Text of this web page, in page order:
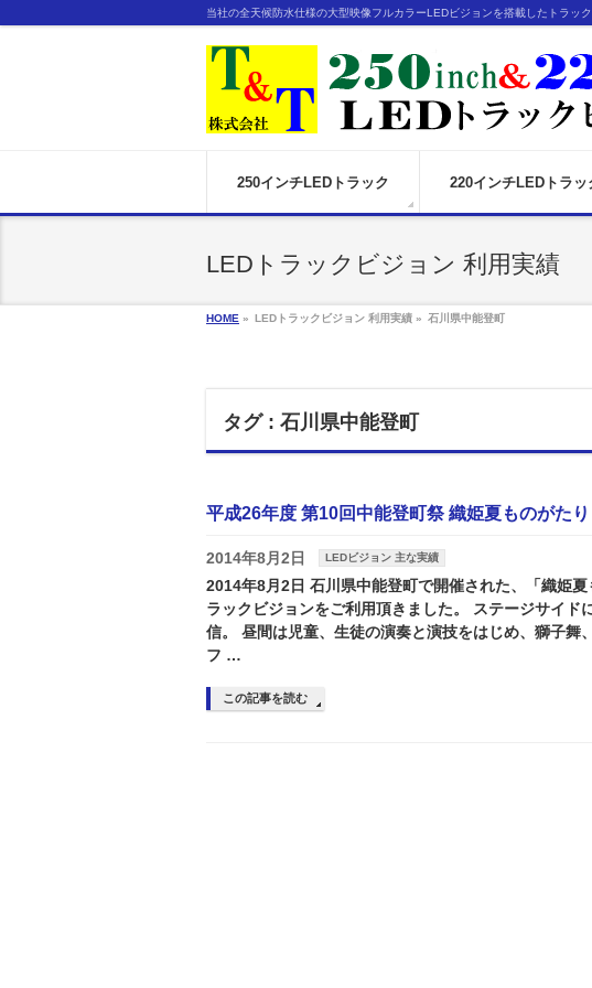
当社の全天候防水仕様の大型映像フルカラーLEDビジョンを搭載したトラッ
250インチLEDトラック 220インチLEDトラッ
LEDトラックビジョン 利用実績
HOME » LEDトラックビジョン 利用実績 » 石川県中能登町
タグ : 石川県中能登町
平成26年度 第10回中能登町祭 織姫夏ものがた
2014年8月2日 LEDビジョン 主な実績
2014年8月2日 石川県中能登町で開催された、「織姫
ラックビジョンをご利用頂きました。 ステージサイド
信。 昼間は児童、生徒の演奏と演技をはじめ、獅子舞
フ …
この記事を読む